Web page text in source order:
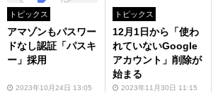
トピックス
アマゾンもパスワー
ドなし認証「パスキ
ー」採用
2023年10月24日 13:05
トピックス
12月1日から「使わ
れていないGoogle
アカウント」削除が
始まる
2023年11月30日 11:15